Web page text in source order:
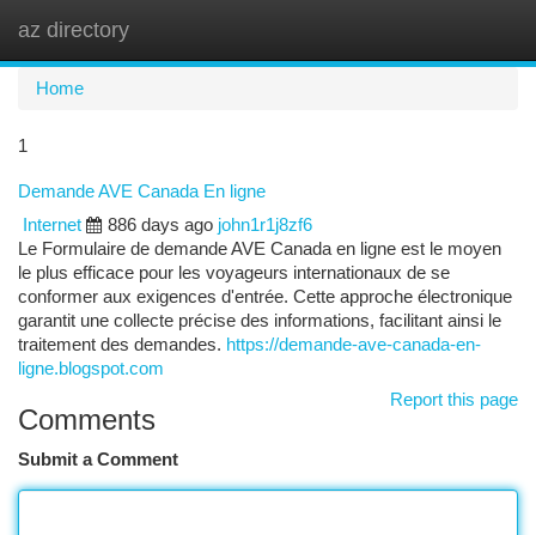
az directory
Home
1
Demande AVE Canada En ligne
Internet
886 days ago john1r1j8zf6
Le Formulaire de demande AVE Canada en ligne est le moyen
le plus efficace pour les voyageurs internationaux de se
conformer aux exigences d'entrée. Cette approche électronique
garantit une collecte précise des informations, facilitant ainsi le
traitement des demandes. https://demande-ave-canada-en-
ligne.blogspot.com
Report this page
Comments
Submit a Comment